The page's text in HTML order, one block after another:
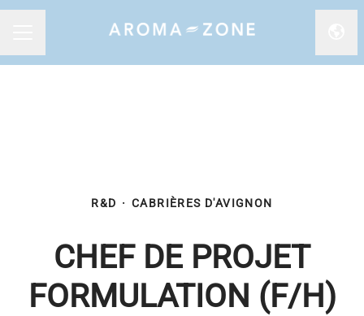
R&D · CABRIÈRES D'AVIGNON
CHEF DE PROJET
FORMULATION (F/H)